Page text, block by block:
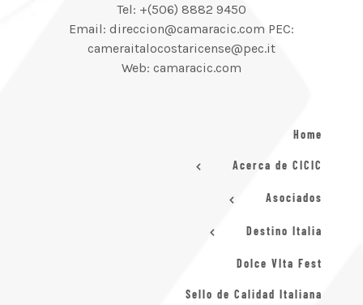
Tel: +(506) 8882 9450
Email: direccion@camaracic.com PEC:
cameraitalocostaricense@pec.it
Web: camaracic.com
Home
Acerca de CICIC
Asociados
Destino Italia
Dolce VIta Fest
Sello de Calidad Italiana